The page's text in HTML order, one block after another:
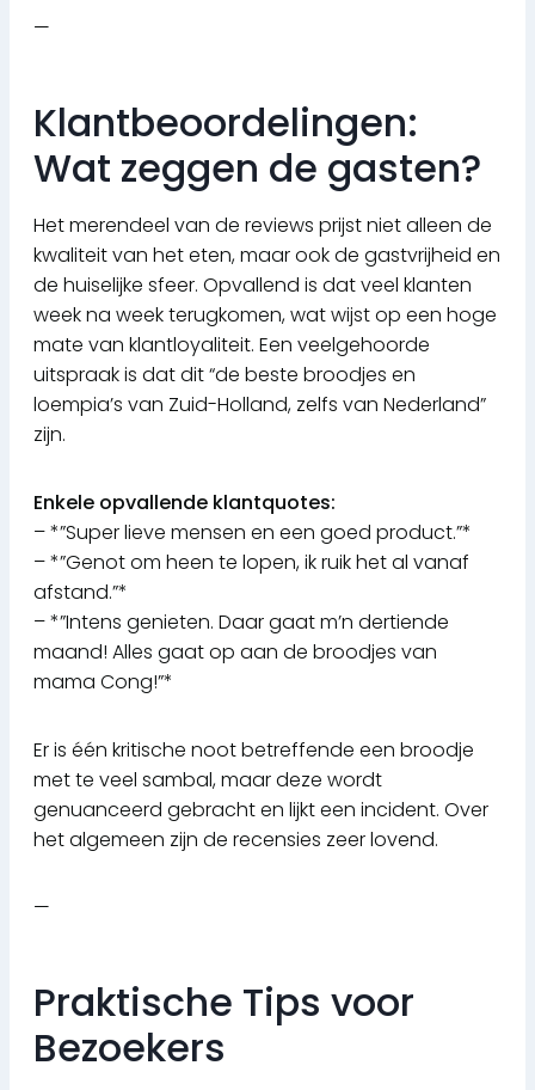
—
Klantbeoordelingen:
Wat zeggen de gasten?
Het merendeel van de reviews prijst niet alleen de
kwaliteit van het eten, maar ook de gastvrijheid en
de huiselijke sfeer. Opvallend is dat veel klanten
week na week terugkomen, wat wijst op een hoge
mate van klantloyaliteit. Een veelgehoorde
uitspraak is dat dit “de beste broodjes en
loempia’s van Zuid-Holland, zelfs van Nederland”
zijn.
Enkele opvallende klantquotes:
– *”Super lieve mensen en een goed product.”*
– *”Genot om heen te lopen, ik ruik het al vanaf
afstand.”*
– *”Intens genieten. Daar gaat m’n dertiende
maand! Alles gaat op aan de broodjes van
mama Cong!”*
Er is één kritische noot betreffende een broodje
met te veel sambal, maar deze wordt
genuanceerd gebracht en lijkt een incident. Over
het algemeen zijn de recensies zeer lovend.
—
Praktische Tips voor
Bezoekers